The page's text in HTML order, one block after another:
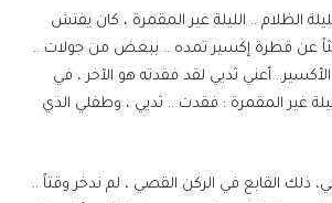
الظلام .. الليلة غير المقمرة ، كان يفتش
عن قطرة إكسير تمده .. ببعض من جولات ..
أعني ثديي لقد فقدته هو الآخر ، في
غير المقمرة : فقدت .. ثديي ، وطفلي الذي
ذلك القابع في الركن القصي ، لم ندخر وقتاً ..